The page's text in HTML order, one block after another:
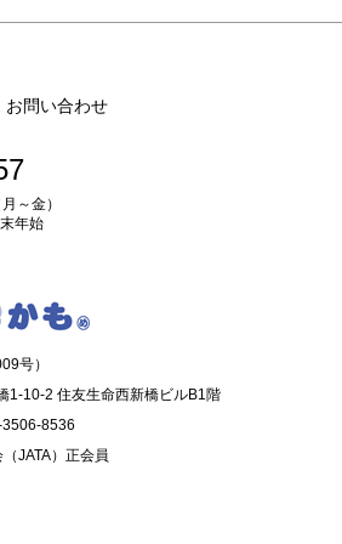
お問い合わせ
～金）
年始
号）
1-10-2 住友生命西新橋ビルB1階
8536
JATA）正会員